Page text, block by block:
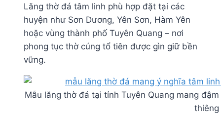
Lăng thờ đá tâm linh phù hợp đặt tại các
huyện như Sơn Dương, Yên Sơn, Hàm Yên
hoặc vùng thành phố Tuyên Quang – nơi
phong tục thờ cúng tổ tiên được gìn giữ bền
vững.
Mẫu lăng thờ đá tại tỉnh Tuyên Quang mang
thiêng